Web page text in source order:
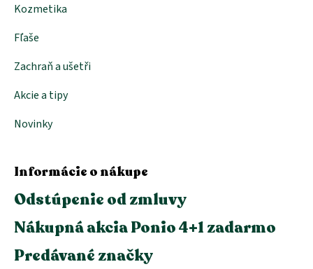
Kozmetika
Fľaše
Zachraň a ušetři
Akcie a tipy
Novinky
Informácie o nákupe
Odstúpenie od zmluvy
Nákupná akcia Ponio 4+1 zadarmo
Predávané značky